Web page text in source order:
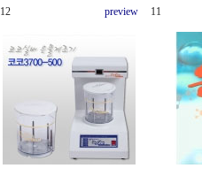
12 preview 11